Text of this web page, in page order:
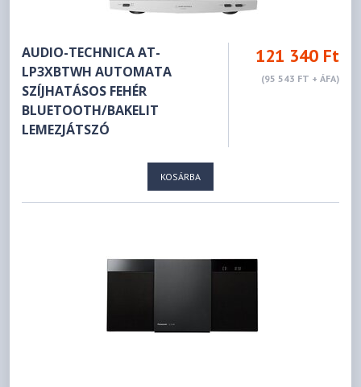
AUDIO-TECHNICA AT-
LP3XBTWH AUTOMATA
SZÍJHATÁSOS FEHÉR
BLUETOOTH/BAKELIT
LEMEZJÁTSZÓ
121 340 Ft
(95 543 FT + ÁFA)
KOSÁRBA